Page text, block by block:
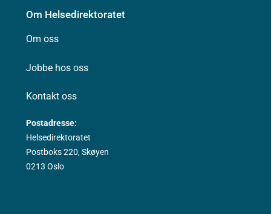
Om Helsedirektoratet
Om oss
Jobbe hos oss
Kontakt oss
Postadresse:
Helsedirektoratet
Postboks 220, Skøyen
0213 Oslo